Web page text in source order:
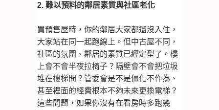
2. 難以預料的鄰居素質與社區老化
買預售屋時，你的鄰居大家都還沒入住，
大家站在同一起跑線上。但中古屋不同，
社區的氛圍、鄰居的素質已經定型了。樓
上會不會半夜拉椅子？隔壁會不會把垃圾
堆在樓梯間？管委會是不是僵化不作為、
甚至裡面的經費根本不夠未來更換電梯？
這些問題，如果你沒有在看房時多跑幾